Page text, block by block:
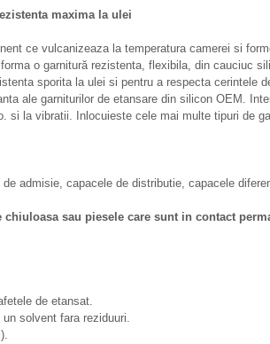
maxima la ulei
ce vulcanizeaza la temperatura camerei si
o garnitură rezistenta, flexibila, din cauciuc
sporita la ulei si pentru a respecta cerintele
ale garniturilor de etansare din silicon OEM.
si la vibratii. Inlocuieste cele mai multe tipuri de
admisie, capacele de distributie, capacele
sau piesele care sunt in contact
de etansat.
solvent fara reziduuri.